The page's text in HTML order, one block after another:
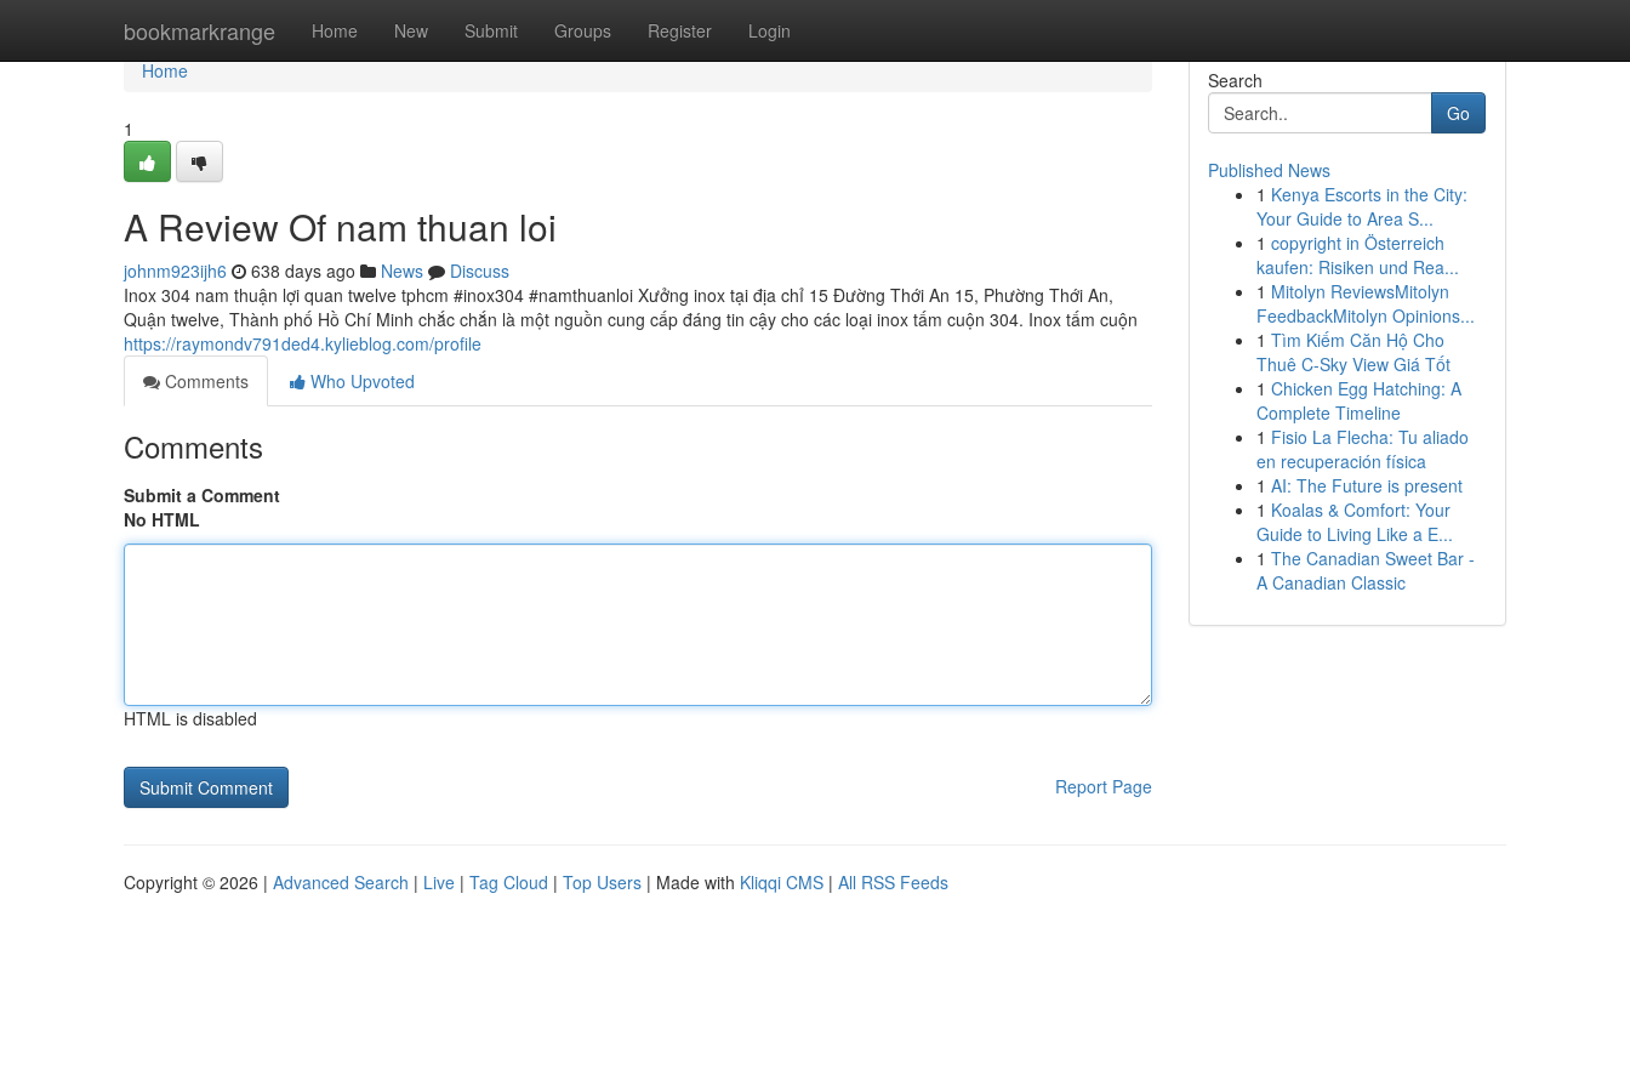
bookmarkrange Home New Submit Groups Register Login
Home
Home
1
A Review Of nam thuan loi
johnm923ijh6 638 days ago News
Discuss
Inox 304 nam thuận lợi quan twelve tphcm #inox304 #namthuanloi Xưởng inox tại địa chỉ 15 Đường Thới An 15, Phường Thới An,
Quận twelve, Thành phố Hồ Chí Minh chắc chắn là một nguồn cung cấp đáng tin cậy cho các loại inox tấm cuộn 304. Inox tấm cuộn
https://raymondv791ded4.kylieblog.com/profile
Comments
Who Upvoted
Comments
Submit a Comment
No HTML
HTML is disabled
Report Page
Search
Go
Published News
1 Kenya Escorts in the City:
Your Guide to Area S...
1 copyright in Österreich
kaufen: Risiken und Rea...
1 Mitolyn ReviewsMitolyn
FeedbackMitolyn Opinions...
1 Tìm Kiếm Căn Hộ Cho
Thuê C-Sky View Giá Tốt
1 Chicken Egg Hatching: A
Complete Timeline
1 Fisio La Flecha: Tu aliado
en recuperación física
1 AI: The Future is present
1 Koalas & Comfort: Your
Guide to Living Like a E...
1 The Canadian Sweet Bar -
A Canadian Classic
Copyright © 2026 | Advanced Search | Live | Tag Cloud | Top Users | Made with Kliqqi CMS | All RSS Feeds